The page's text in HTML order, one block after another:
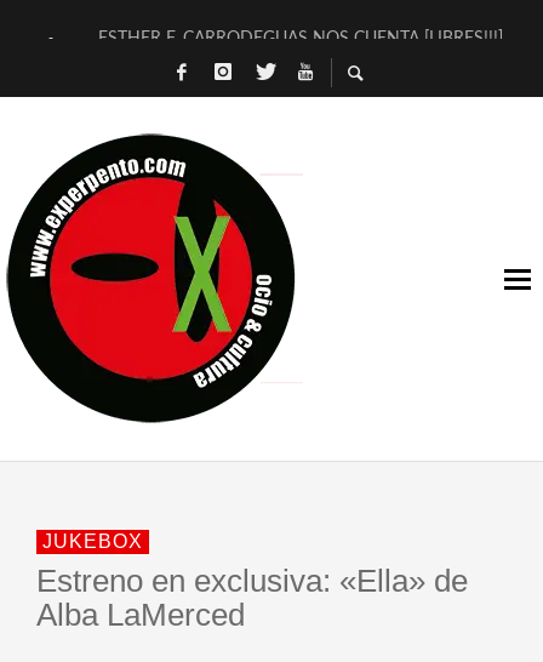
ESTHER F. CARRODEGUAS NOS CUENTA [LIBRES!!!]
[TERRA DE GUAPES] DE SANDRA MONFORT
TIMBRE 4, LA ESCUELA DEL DIRECTOR TEATRAL CLAUDIO
30 AÑOS (NO ES NADA) DE LA KATARSIS DEL TOMATAZO
MILITARES JUDÍAS EN #EXVITA
D’BALDOMEROS REINVENTAN [BITÁCORA 3.0] EN EXVITA
MARSHALL FLASH PRESENTA EN EXVITA [RELATIVA
JOFRE BARDAGÍ EN EXVITA INTERPRETANDO A SERRAT
JUKEBOX
Estreno en exclusiva: «Ella» de
Alba LaMerced